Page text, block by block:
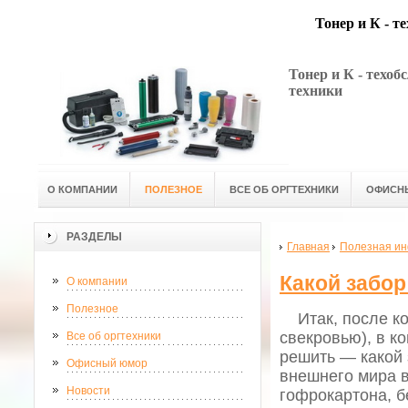
Тонер и К -
Тонер и К -
техники
О КОМПАНИИ ПОЛЕЗНОЕ ВСЕ ОБ ОРГТЕХНИКИ
РАЗДЕЛЫ
О компании
Полезное
Все об оргтехники
Офисный юмор
Новости
Главная Полезная
Какой
Итак, после
свекровью), в
решить — какой
внешнего мира
гофрокартона,